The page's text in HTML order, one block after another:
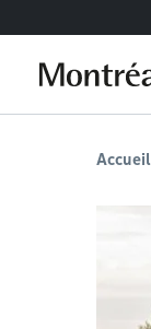
Accueil